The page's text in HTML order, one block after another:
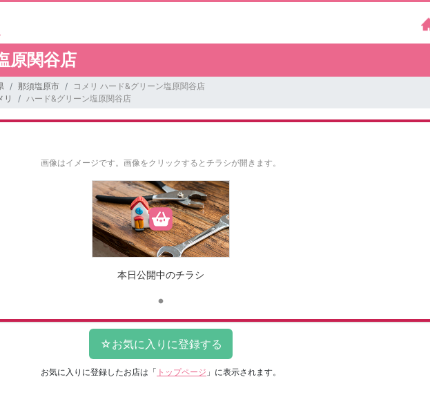
原関谷店
那須塩原市
コメリ ハード&グリーン塩原関谷店
リ ハード&グリーン塩原関谷店
画像はイメージです。 画像をクリックするとチラシが開きます。
本日公開中のチラシ
お気に入りに登録したお店は 「 トップページ 」に表示されます。